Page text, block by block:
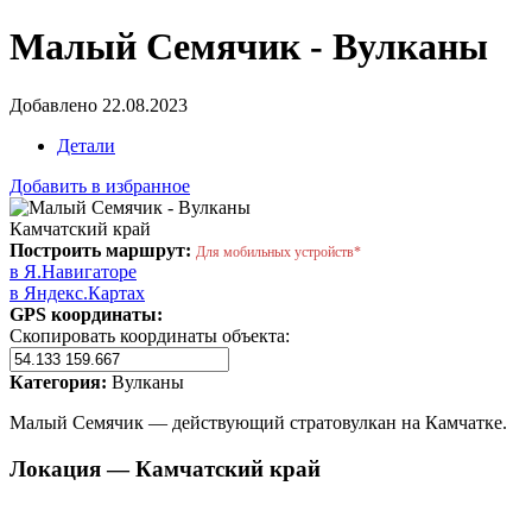
Малый Семячик - Вулканы
Добавлено 22.08.2023
Детали
Добавить в избранное
Камчатский край
Построить маршрут: Для мобильных устройств*
в Я.Навигаторе
в Яндекс.Картах
GPS координаты:
Скопировать координаты объекта:
Категория: Вулканы
Малый Семячик — действующий стратовулкан на Камчатке.
Локация — Камчатский край